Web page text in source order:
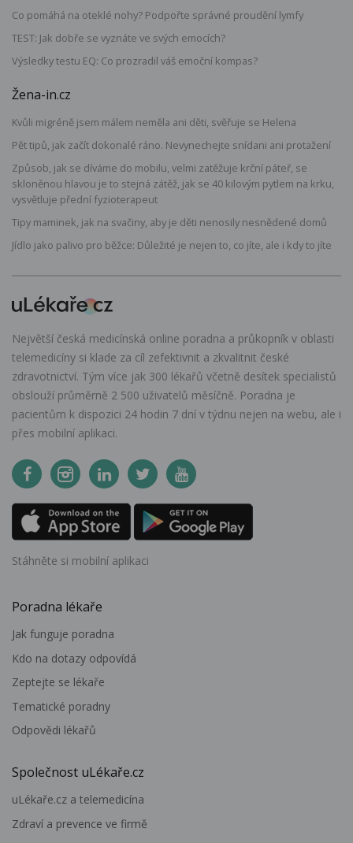
Co pomáhá na oteklé nohy? Podpořte správné proudění lymfy
TEST: Jak dobře se vyznáte ve svých emocích?
Výsledky testu EQ: Co prozradil váš emoční kompas?
Žena-in.cz
Kvůli migréně jsem málem neměla ani děti, svěřuje se Helena
Pět tipů, jak začít dokonalé ráno. Nevynechejte snídani ani protažení
Způsob, jak se díváme do mobilu, velmi zatěžuje krční páteř, se
skloněnou hlavou je to stejná zátěž, jak se 40 kilovým pytlem na krku,
vysvětluje přední fyzioterapeut
Tipy maminek, jak na svačiny, aby je děti nenosily nesnědené domů
Jídlo jako palivo pro běžce: Důležité je nejen to, co jíte, ale i kdy to jíte
Největší česká medicínská online poradna a průkopník v oblasti
telemedicíny si klade za cíl zefektivnit a zkvalitnit české
zdravotnictví. Tým více jak 300 lékařů včetně desítek specialistů
obslouží průměrně 2 500 uživatelů měsíčně. Poradna je
pacientům k dispozici 24 hodin 7 dní v týdnu nejen na webu, ale i
přes mobilní aplikaci.
Stáhněte si mobilní aplikaci
Poradna lékaře
Jak funguje poradna
Kdo na dotazy odpovídá
Zeptejte se lékaře
Tematické poradny
Odpovědi lékařů
Společnost uLékaře.cz
uLékaře.cz a telemedicína
Zdraví a prevence ve firmě